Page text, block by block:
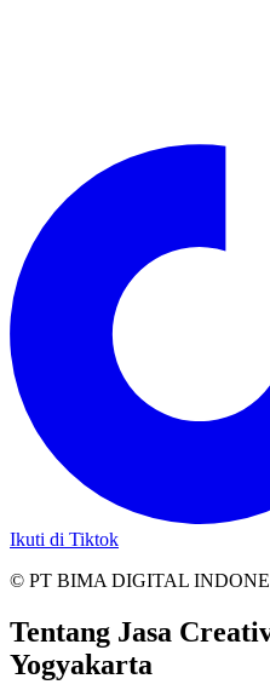
Ikuti di Tiktok
© PT BIMA DIGITAL
Tentang Jasa
Yogyakarta